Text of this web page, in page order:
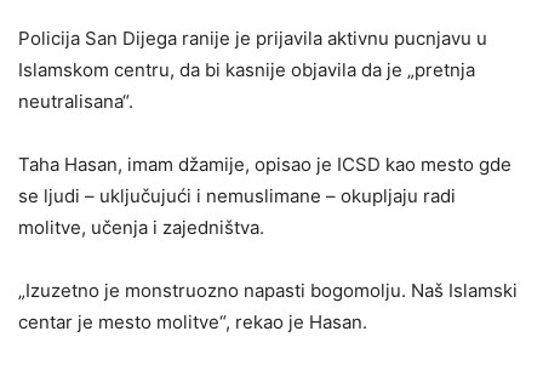
Policija San Dijega ranije je prijavila aktivnu pucnjavu u
Islamskom centru, da bi kasnije objavila da je „pretnja
neutralisana“.
Taha Hasan, imam džamije, opisao je ICSD kao mesto gde
se ljudi – uključujući i nemuslimane – okupljaju radi
molitve, učenja i zajedništva.
„Izuzetno je monstruozno napasti bogomolju. Naš Islamski
centar je mesto molitve“, rekao je Hasan.